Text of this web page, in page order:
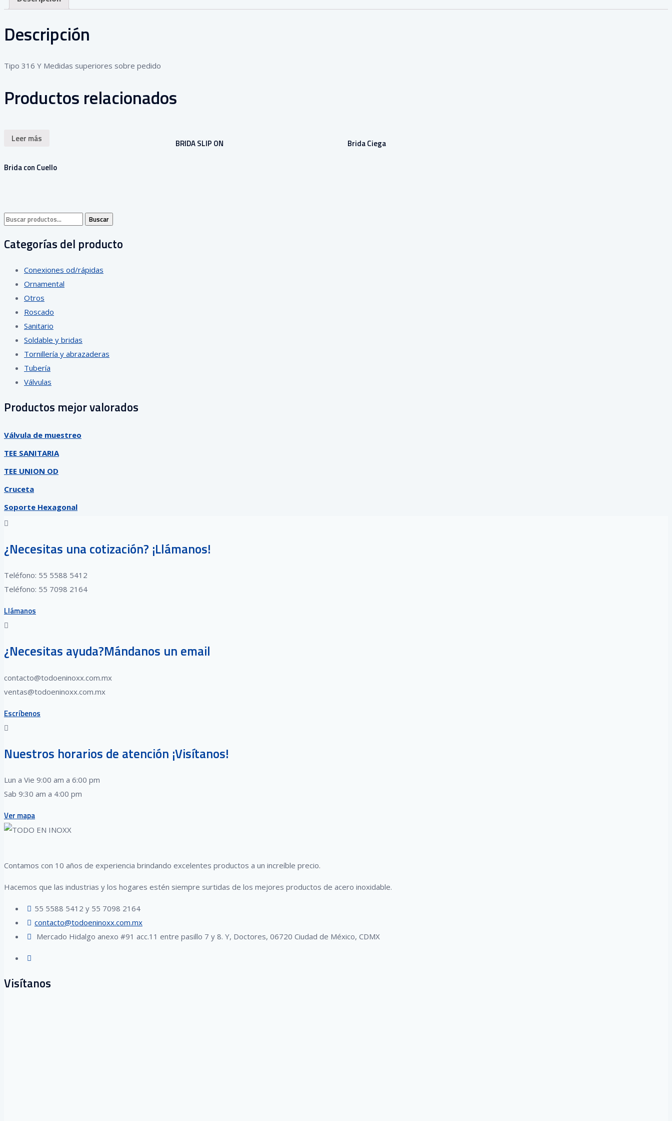
Descripción
Tipo 316 Y Medidas superiores sobre pedido
Productos relacionados
Leer más
Brida con Cuello
BRIDA SLIP ON Brida Ciega
Buscar
Buscar
Categorías del producto
Conexiones od/rápidas
Ornamental
Otros
Roscado
Sanitario
Soldable y bridas
Tornillería y abrazaderas
Tubería
Válvulas
Productos mejor valorados
Válvula de muestreo
TEE SANITARIA
TEE UNION OD
Cruceta
Soporte Hexagonal
¿Necesitas una cotización? ¡Llámanos!
Teléfono: 55 5588 5412
Teléfono: 55 7098 2164
Llámanos
¿Necesitas ayuda?Mándanos un email
contacto@todoeninoxx.com.mx
ventas@todoeninoxx.com.mx
Escríbenos
Nuestros horarios de atención ¡Visítanos!
Lun a Vie 9:00 am a 6:00 pm
Sab 9:30 am a 4:00 pm
Ver mapa
Contamos con 10 años de experiencia brindando excelentes productos a un increíble precio.
Hacemos que las industrias y los hogares estén siempre surtidas de los mejores productos de acero inoxidable.
55 5588 5412 y 55 7098 2164
contacto@todoeninoxx.com.mx
Mercado Hidalgo anexo #91 acc.11 entre pasillo 7 y 8. Y, Doctores, 06720 Ciudad de México, CDMX
Visítanos